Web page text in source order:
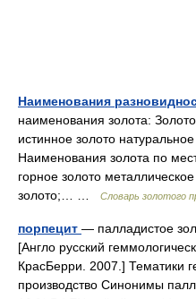
Наименования
наименования золота:
истинное золото
Наименования золота по
горное золото
золото;… …
Словарь золотого
порпецит — палладистое
[Англо русский
КрасБерри. 2007.] Тематики
производство Синонимы